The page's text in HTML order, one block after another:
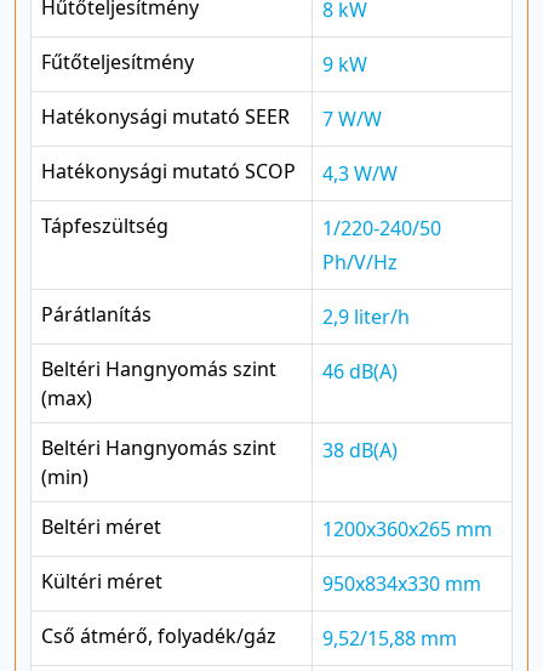
Hűtőteljesítmény
8 kW
Fűtőteljesítmény
9 kW
Hatékonysági mutató SEER
7 W/W
Hatékonysági mutató SCOP
4,3 W/W
Tápfeszültség
1/220-240/50
Ph/V/Hz
Párátlanítás
2,9 liter/h
Beltéri Hangnyomás szint
(max)
46 dB(A)
Beltéri Hangnyomás szint
(min)
38 dB(A)
Beltéri méret
1200x360x265 mm
Kültéri méret
950x834x330 mm
Cső átmérő, folyadék/gáz
9,52/15,88 mm